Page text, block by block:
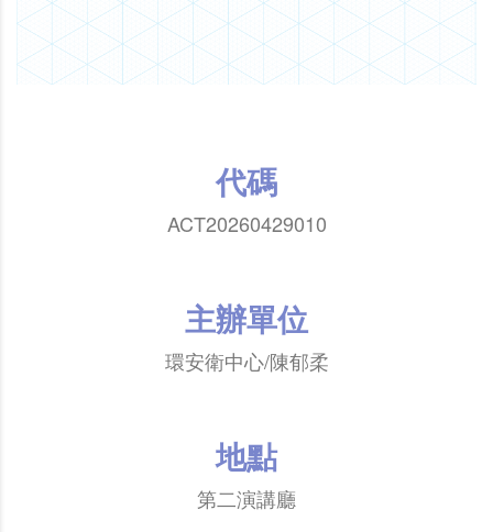
代碼
ACT20260429010
主辦單位
環安衛中心/陳郁柔
地點
第二演講廳